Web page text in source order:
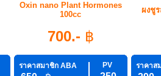
Oxin nano Plant Hormones
100cc
700.- ฿
ราคาสมาชิก ABA PV
ผงชู
ราคาส